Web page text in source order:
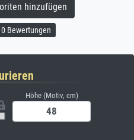
hinzufügen
0 Bewertungen
Höhe (Motiv, cm)